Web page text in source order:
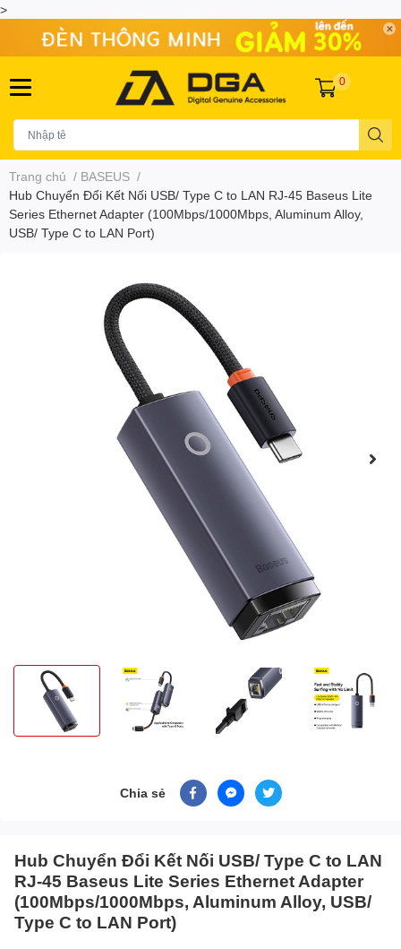
>
0
Trang chủ / BASEUS /
Hub Chuyển Đổi Kết Nối USB/ Type C to LAN RJ-45 Baseus Lite
Series Ethernet Adapter (100Mbps/1000Mbps, Aluminum Alloy,
USB/ Type C to LAN Port)
Chia sẻ
Hub Chuyển Đổi Kết Nối USB/ Type C to LAN
RJ-45 Baseus Lite Series Ethernet Adapter
(100Mbps/1000Mbps, Aluminum Alloy, USB/
Type C to LAN Port)